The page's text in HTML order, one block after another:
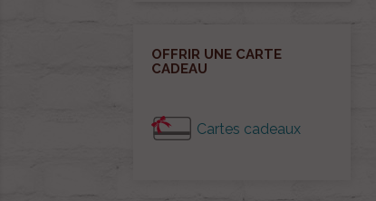
OFFRIR UNE CARTE
CADEAU
Cartes cadeaux